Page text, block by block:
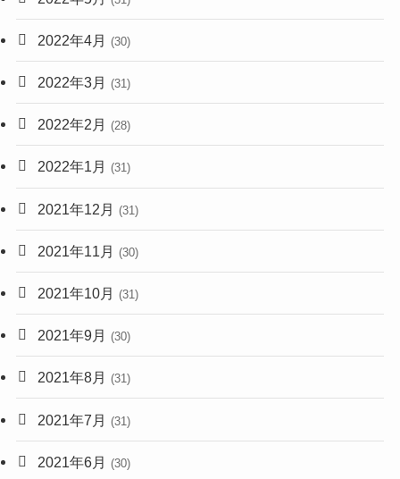
2022年4月 (30)
2022年3月 (31)
2022年2月 (28)
2022年1月 (31)
2021年12月 (31)
2021年11月 (30)
2021年10月 (31)
2021年9月 (30)
2021年8月 (31)
2021年7月 (31)
2021年6月 (30)